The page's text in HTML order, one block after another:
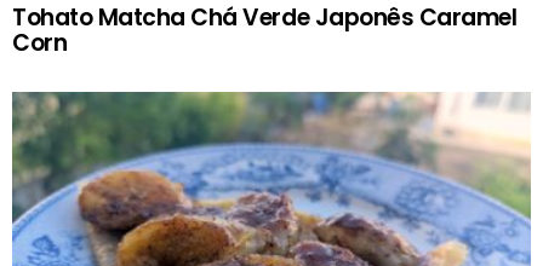
Tohato Matcha Chá Verde Japonês Caramel
Corn